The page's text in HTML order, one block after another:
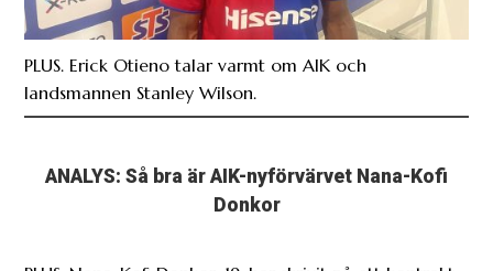
PLUS. Erick Otieno talar varmt om AIK och
landsmannen Stanley Wilson.
ANALYS: Så bra är AIK-nyförvärvet Nana-Kofi
Donkor